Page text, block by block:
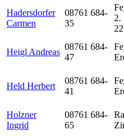
Hadersdorfer
Carmen
08761 684-
35
2.
22
Heigl Andreas
08761 684-
47
Held Herbert
08761 684-
41
Holzner
Ingrid
08761 684-
65